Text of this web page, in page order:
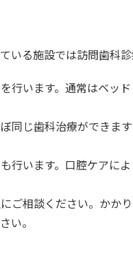
る施設では訪問歯科診
います。通常はベッ
同じ歯科治療ができま
います。口腔ケアに
ご相談ください。かか
い。